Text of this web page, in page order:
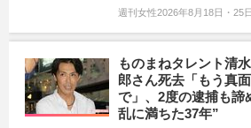
週刊女性2026年8月18日・25
ものまねタレント清
郎さん死去「もう真
で」、2度の逮捕も諦
乱に満ちた37年”